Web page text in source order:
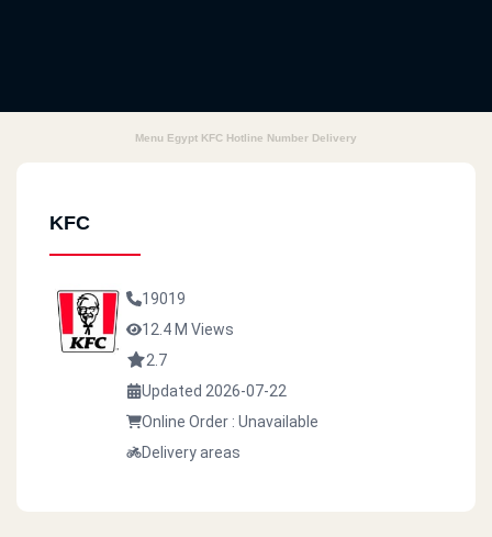
Menu Egypt KFC Hotline Number Delivery
KFC
19019
12.4 M Views
2.7
Updated 2026-07-22
Online Order : Unavailable
Delivery areas